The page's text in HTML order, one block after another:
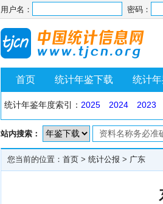
用户名： 密码：
首页 统计年鉴下载 统计年
统计年鉴年度索引： 2025 2024 2023
站内搜索：
您当前的位置： 首页 > 统计公报 > 广东